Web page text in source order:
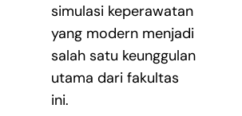
simulasi keperawatan
yang modern menjadi
salah satu keunggulan
utama dari fakultas
ini.